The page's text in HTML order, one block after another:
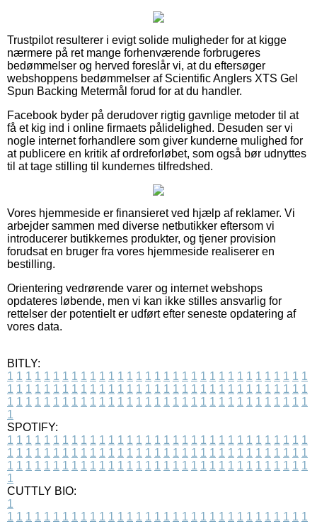
Trustpilot resulterer i evigt solide muligheder for at kigge
nærmere på ret mange forhenværende forbrugeres
bedømmelser og herved foreslår vi, at du eftersøger
webshoppens bedømmelser af Scientific Anglers XTS Gel
Spun Backing Metermål forud for at du handler.
Facebook byder på derudover rigtig gavnlige metoder til at
få et kig ind i online firmaets pålidelighed. Desuden ser vi
nogle internet forhandlere som giver kunderne mulighed for
at publicere en kritik af ordreforløbet, som også bør udnyttes
til at tage stilling til kundernes tilfredshed.
Vores hjemmeside er finansieret ved hjælp af reklamer. Vi
arbejder sammen med diverse netbutikker eftersom vi
introducerer butikkernes produkter, og tjener provision
forudsat en bruger fra vores hjemmeside realiserer en
bestilling.
Orientering vedrørende varer og internet webshops
opdateres løbende, men vi kan ikke stilles ansvarlig for
rettelser der potentielt er udført efter seneste opdatering af
vores data.
BITLY:
1 1 1 1 1 1 1 1 1 1 1 1 1 1 1 1 1 1 1 1 1 1 1 1 1 1 1 1 1 1 1 1 1
1 1 1 1 1 1 1 1 1 1 1 1 1 1 1 1 1 1 1 1 1 1 1 1 1 1 1 1 1 1 1 1 1
1 1 1 1 1 1 1 1 1 1 1 1 1 1 1 1 1 1 1 1 1 1 1 1 1 1 1 1 1 1 1 1 1
1
SPOTIFY:
1 1 1 1 1 1 1 1 1 1 1 1 1 1 1 1 1 1 1 1 1 1 1 1 1 1 1 1 1 1 1 1 1
1 1 1 1 1 1 1 1 1 1 1 1 1 1 1 1 1 1 1 1 1 1 1 1 1 1 1 1 1 1 1 1 1
1 1 1 1 1 1 1 1 1 1 1 1 1 1 1 1 1 1 1 1 1 1 1 1 1 1 1 1 1 1 1 1 1
1
CUTTLY BIO:
1
1 1 1 1 1 1 1 1 1 1 1 1 1 1 1 1 1 1 1 1 1 1 1 1 1 1 1 1 1 1 1 1 1